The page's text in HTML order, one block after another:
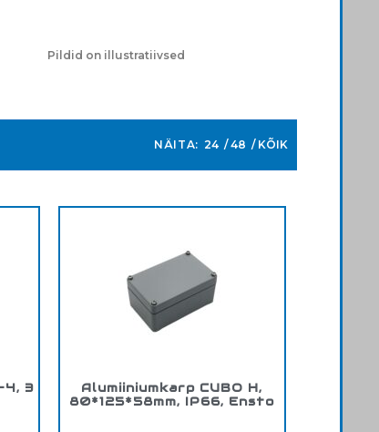
Pildid on illustratiivsed
NÄITA: 24 48 KÕIK
4, 3
Alumiiniumkarp CUBO H,
80*125*58mm, IP66, Ensto